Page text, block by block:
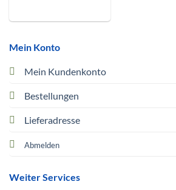
Mein Konto
Mein Kundenkonto
Bestellungen
Lieferadresse
Abmelden
Weiter Services